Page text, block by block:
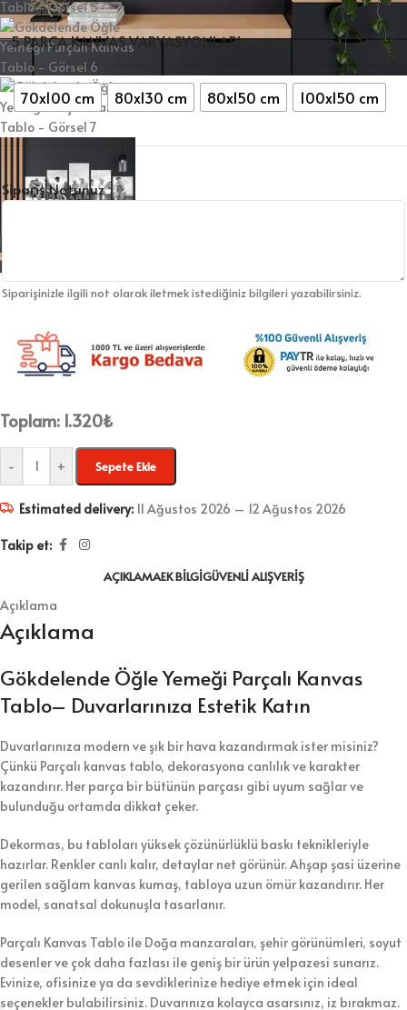
5 PARÇA KANVAS VARYASYONLARI
70x100 cm 80x130 cm 80x150 cm 100x150 cm
Sipariş Notunuz
Siparişinizle ilgili not olarak iletmek istediğiniz bilgileri yazabilirsiniz.
Toplam: 1.320₺
- + Sepete Ekle
Estimated delivery: 11 Ağustos 2026 – 12 Ağustos 2026
Takip et:
AÇIKLAMAEK BILGIGÜVENLI ALIŞVERIŞ
Açıklama
Açıklama
Gökdelende Öğle Yemeği Parçalı Kanvas
Tablo– Duvarlarınıza Estetik Katın
Duvarlarınıza modern ve şık bir hava kazandırmak ister misiniz?
Çünkü Parçalı kanvas tablo, dekorasyona canlılık ve karakter
kazandırır. Her parça bir bütünün parçası gibi uyum sağlar ve
bulunduğu ortamda dikkat çeker.
Dekormas, bu tabloları yüksek çözünürlüklü baskı teknikleriyle
hazırlar. Renkler canlı kalır, detaylar net görünür. Ahşap şasi üzerine
gerilen sağlam kanvas kumaş, tabloya uzun ömür kazandırır. Her
model, sanatsal dokunuşla tasarlanır.
Parçalı Kanvas Tablo ile Doğa manzaraları, şehir görünümleri, soyut
desenler ve çok daha fazlası ile geniş bir ürün yelpazesi sunarız.
Evinize, ofisinize ya da sevdiklerinize hediye etmek için ideal
seçenekler bulabilirsiniz. Duvarınıza kolayca asarsınız, iz bırakmaz.